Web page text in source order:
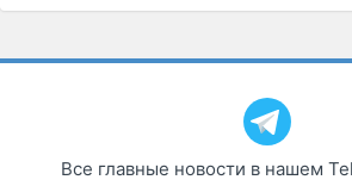
Все главные новости в нашем